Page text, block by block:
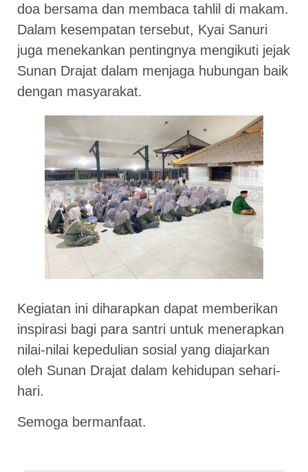
doa bersama dan membaca tahlil di makam.
Dalam kesempatan tersebut, Kyai Sanuri
juga menekankan pentingnya mengikuti jejak
Sunan Drajat dalam menjaga hubungan baik
dengan masyarakat.
Kegiatan ini diharapkan dapat memberikan
inspirasi bagi para santri untuk menerapkan
nilai-nilai kepedulian sosial yang diajarkan
oleh Sunan Drajat dalam kehidupan sehari-
hari.
Semoga bermanfaat.